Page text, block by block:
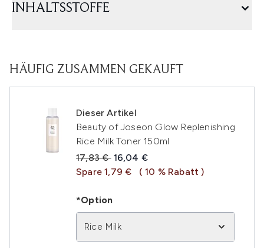
INHALTSSTOFFE
HÄUFIG ZUSAMMEN GEKAUFT
Dieser Artikel
Beauty of Joseon Glow Replenishing
Rice Milk Toner 150ml
Unverbindliche Preisempfehlung:
17,83 € Aktueller Preis:
16,04 €
Spare 1,79 €
( 10 % Rabatt )
*Option
Rice Milk